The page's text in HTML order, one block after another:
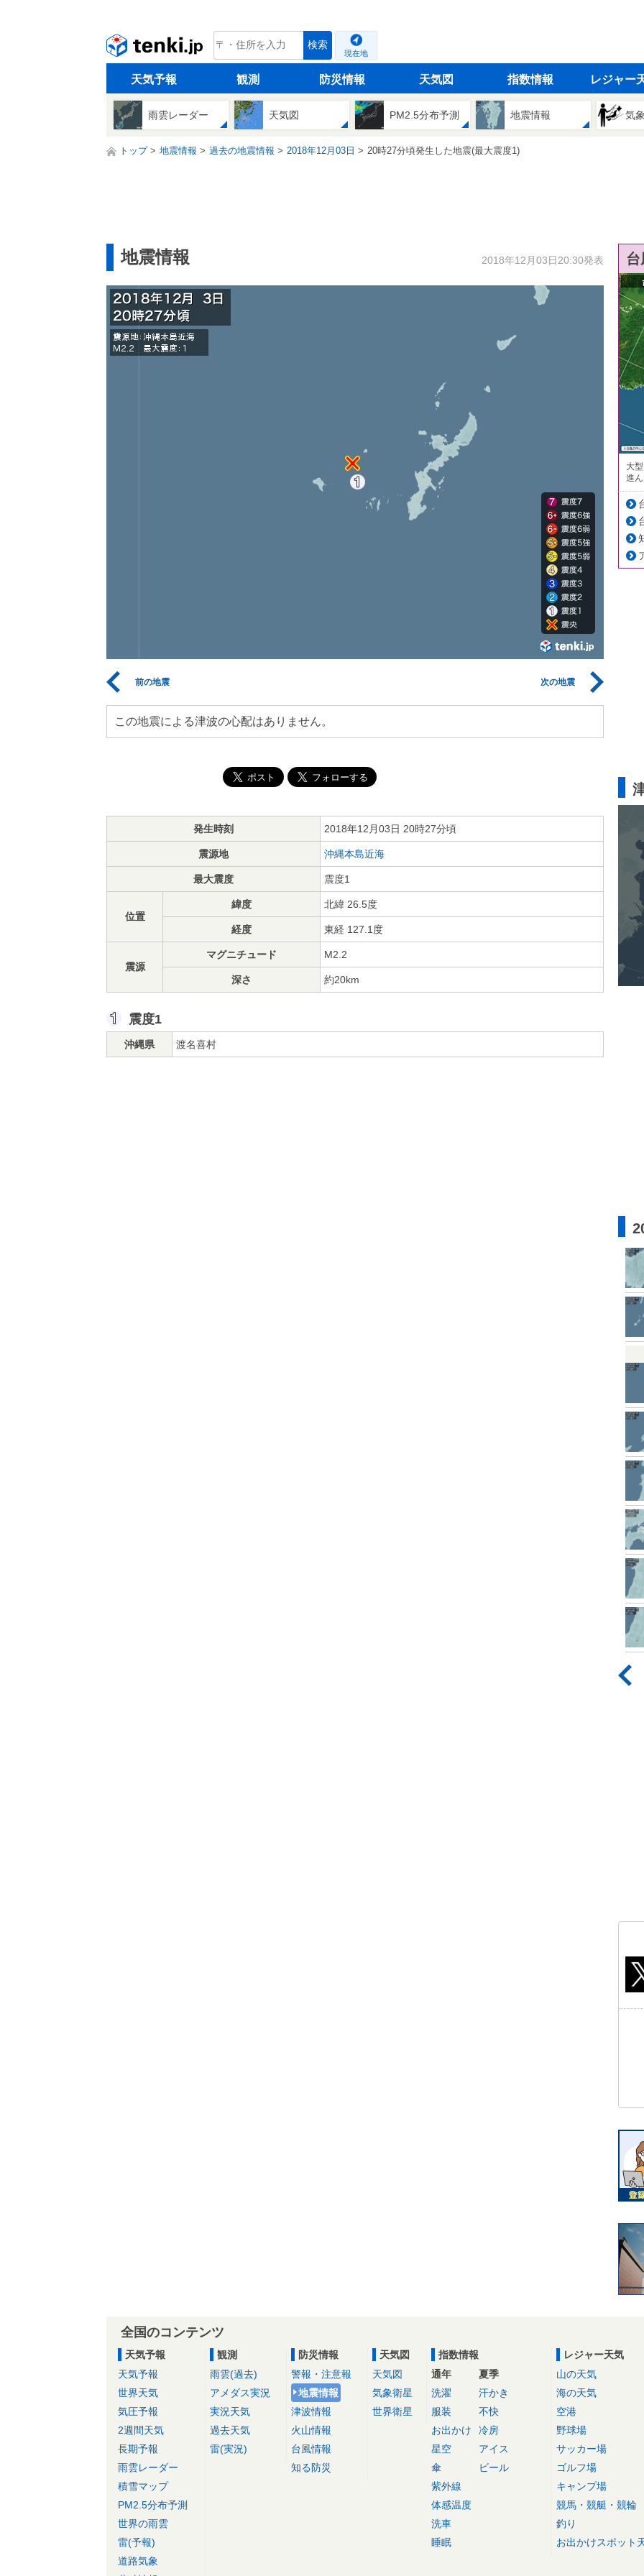
tenki.jp 検索
現在地
天気予報 観測 防災情報 天気図 指数情報 レジャー
雨雲レーダー 天気図 PM2.5分布予測 地震情報 気
トップ 地震情報 過去の地震情報 2018年12月03日 20時27分頃発生した地震(最大震度1)
地震情報 2018年12月03日20:30発表
前の地震 次の地震
この地震による津波の心配はありません。
発生時刻 2018年12月03日 20時27分頃
震源地 沖縄本島近海
最大震度 震度1
位置
緯度 北緯 26.5度
経度 東経 127.1度
震源
マグニチュード M2.2
深さ 約20km
震度1
沖縄県 渡名喜村
大
進
全国のコンテンツ
天気予報
天気予報
世界天気
気圧予報
2週間天気
長期予報
雨雲レーダー
積雪マップ
PM2.5分布予測
世界の雨雲
雷(予報)
道路気象
観測
雨雲(過去)
アメダス実況
実況天気
過去天気
雷(実況)
防災情報
警報・注意報
地震情報
津波情報
火山情報
台風情報
知る防災
天気図
天気図
気象衛星
世界衛星
指数情報
通年
洗濯
服装
お出かけ
星空
傘
紫外線
体感温度
洗車
睡眠
夏季
汗かき
不快
冷房
アイス
ビール
レジャー天気
山の天気
海の天気
空港
野球場
サッカー場
ゴルフ場
キャンプ場
競馬・競艇・競輪
釣り
お出かけスポット